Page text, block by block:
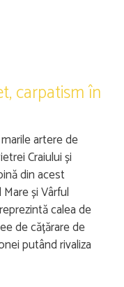
carpatism în
artere de
Craiului și
din acest
și Vârful
calea de
de cățărare de
putând rivaliza